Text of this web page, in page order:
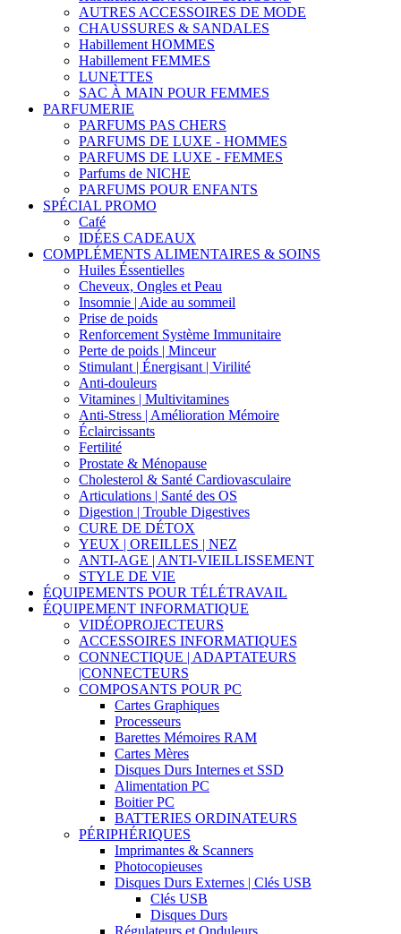
AUTRES ACCESSOIRES DE MODE
CHAUSSURES & SANDALES
Habillement HOMMES
Habillement FEMMES
LUNETTES
SAC À MAIN POUR FEMMES
PARFUMERIE
PARFUMS PAS CHERS
PARFUMS DE LUXE - HOMMES
PARFUMS DE LUXE - FEMMES
Parfums de NICHE
PARFUMS POUR ENFANTS
SPÉCIAL PROMO
Café
IDÉES CADEAUX
COMPLÉMENTS ALIMENTAIRES & SOINS
Huiles Éssentielles
Cheveux, Ongles et Peau
Insomnie | Aide au sommeil
Prise de poids
Renforcement Système Immunitaire
Perte de poids | Minceur
Stimulant | Énergisant | Virilité
Anti-douleurs
Vitamines | Multivitamines
Anti-Stress | Amélioration Mémoire
Éclaircissants
Fertilité
Prostate & Ménopause
Cholesterol & Santé Cardiovasculaire
Articulations | Santé des OS
Digestion | Trouble Digestives
CURE DE DÉTOX
YEUX | OREILLES | NEZ
ANTI-AGE | ANTI-VIEILLISSEMENT
STYLE DE VIE
ÉQUIPEMENTS POUR TÉLÉTRAVAIL
ÉQUIPEMENT INFORMATIQUE
VIDÉOPROJECTEURS
ACCESSOIRES INFORMATIQUES
CONNECTIQUE | ADAPTATEURS
|CONNECTEURS
COMPOSANTS POUR PC
Cartes Graphiques
Processeurs
Barettes Mémoires RAM
Cartes Mères
Disques Durs Internes et SSD
Alimentation PC
Boitier PC
BATTERIES ORDINATEURS
PÉRIPHÉRIQUES
Imprimantes & Scanners
Photocopieuses
Disques Durs Externes | Clés USB
Clés USB
Disques Durs
Régulateurs et Onduleurs